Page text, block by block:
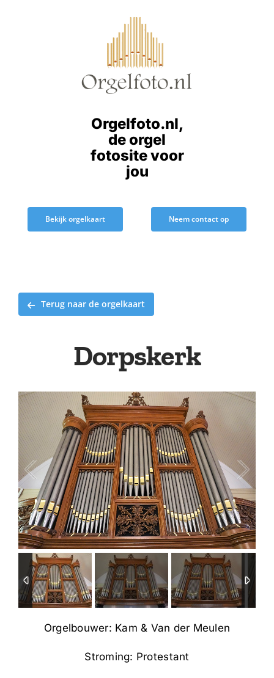
Orgelfoto.nl,
de orgel
fotosite voor
jou
Bekijk orgelkaart Neem contact op
Terug naar de orgelkaart
Dorpskerk
1/9
Orgelbouwer: Kam & Van der Meulen
Stroming: Protestant